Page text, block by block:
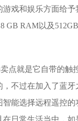
戏和娱乐方面给
GB RAM以及
点就是它自带的触
不过在加入了蓝牙
能选择远程遥控
日常生活当中，